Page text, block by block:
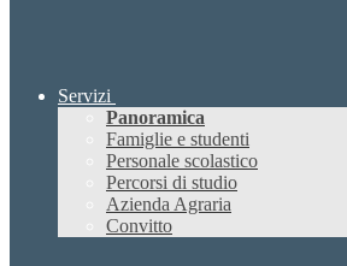
Servizi
Panoramica
Famiglie e studenti
Personale scolastico
Percorsi di studio
Azienda Agraria
Convitto